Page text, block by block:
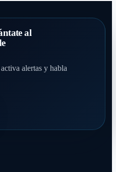
al
alertas y habla